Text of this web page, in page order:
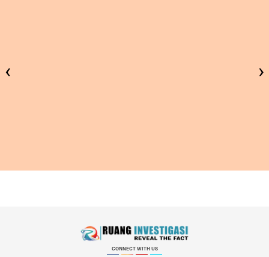
‹ ›
CONNECT WITH US